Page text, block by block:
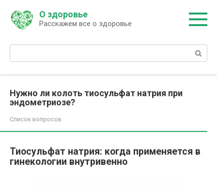
контенту
О здоровье
Расскажем все о здоровье
Поиск:
Нужно ли колоть тиосульфат натрия при
эндометриозе?
Список вопросов
Тиосульфат натрия: когда применяется в
гинекологии внутривенно